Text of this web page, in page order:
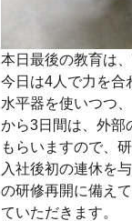
本日最後の教育は
今日は4人で力を合
水平器を使いつつ
から3日間は、外部
もらいますので、
入社後初の連休を
の研修再開に備え
ていただきます。